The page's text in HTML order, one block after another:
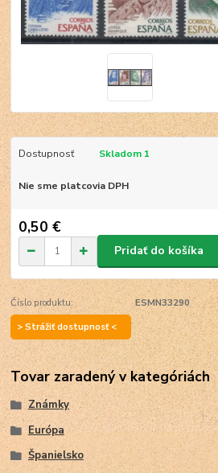
Dostupnosť Skladom 1
Nie sme platcovia DPH
0,50 €
Pridať do košíka
Číslo produktu:
ESMN33290
> Strážiť dostupnosť <
Tovar zaradený v kategóriách
Známky
Európa
Španielsko